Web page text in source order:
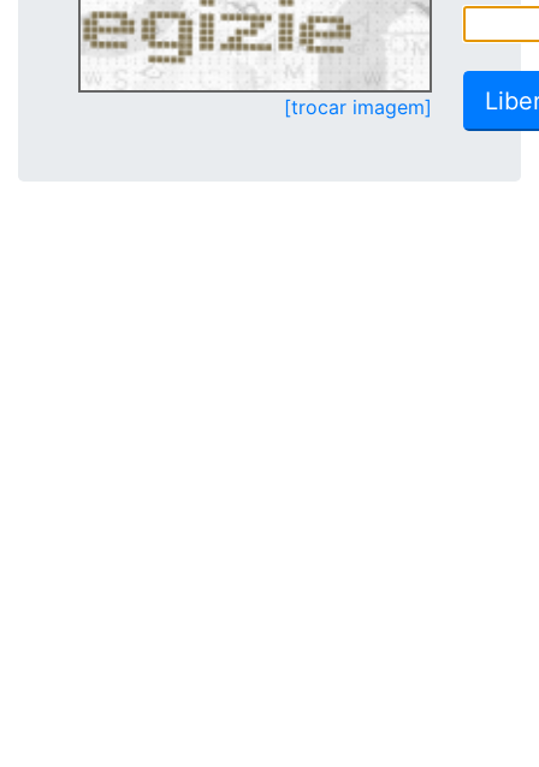
[trocar imagem]